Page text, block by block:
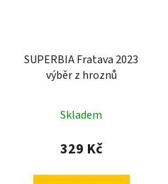
SUPERBIA Fratava 2023
výběr z hroznů
Skladem
329 Kč